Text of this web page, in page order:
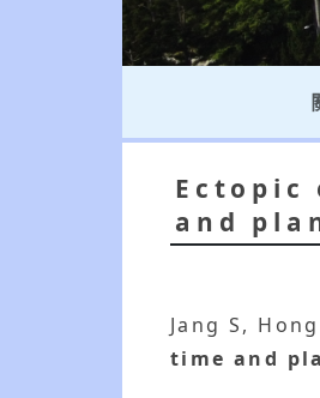
Ectopic
and
Jang S,
time and